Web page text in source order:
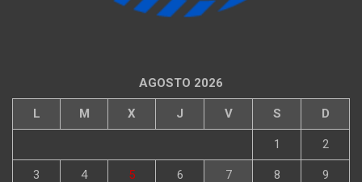
AGOSTO 2026
L M X J V S D
1 2
3 4 5 6 7 8 9